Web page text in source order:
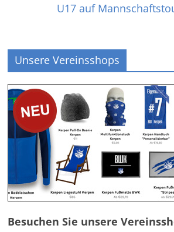
U17 auf
Unsere Vereinsshops
Besuchen Sie unsere